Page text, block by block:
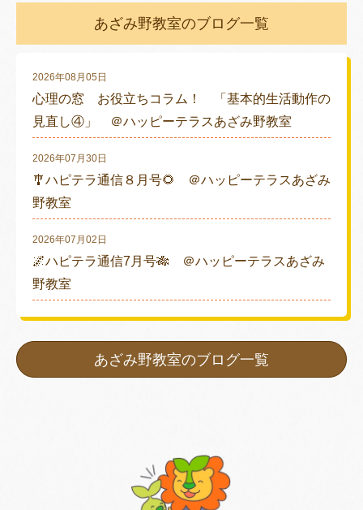
あざみ野教室のブログ一覧
2026年08月05日
心理の窓 お役立ちコラム！ 「基本的生活動作の
見直し④」 ＠ハッピーテラスあざみ野教室
2026年07月30日
🎐ハピテラ通信８月号🌻 ＠ハッピーテラスあざみ
野教室
2026年07月02日
🌌ハピテラ通信7月号🎋 ＠ハッピーテラスあざみ
野教室
あざみ野教室のブログ一覧